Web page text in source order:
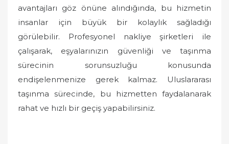
avantajları göz önüne alındığında, bu hizmetin
insanlar için büyük bir kolaylık sağladığı
görülebilir. Profesyonel nakliye şirketleri ile
çalışarak, eşyalarınızın güvenliği ve taşınma
sürecinin sorunsuzluğu konusunda
endişelenmenize gerek kalmaz. Uluslararası
taşınma sürecinde, bu hizmetten faydalanarak
rahat ve hızlı bir geçiş yapabilirsiniz.